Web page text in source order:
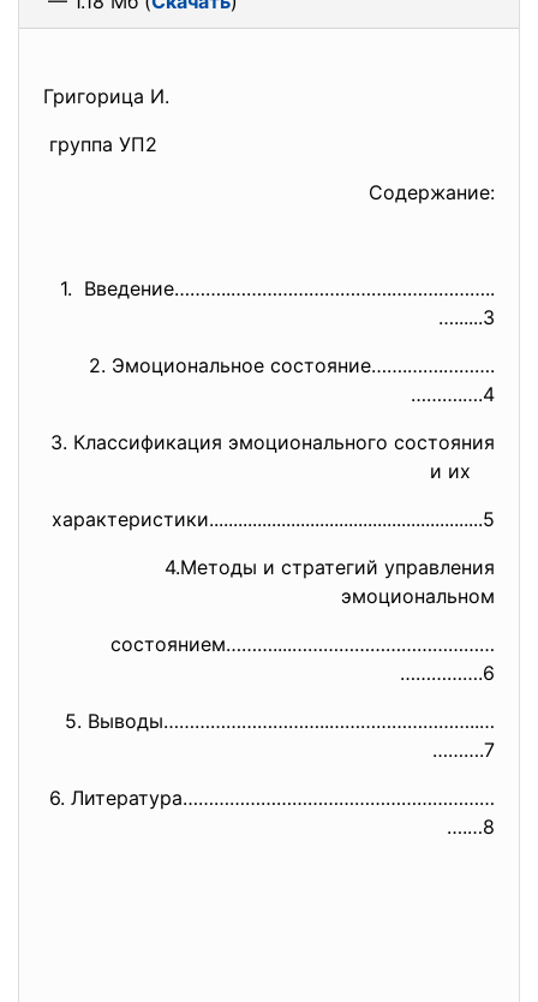
Григорица И.
группа УП2
Содержание:
1. Введение………..………………………….………………..
…......3
2. Эмоциональное состояние…….…….……….
……….….4
3. Классификация эмоционального состояния
и их
характеристики.........................................................5
4.Методы и стратегий управления
эмоциональном
состоянием………....…………………………………
…………….6
5. Выводы…………………………..………………………..…
……….7
6. Литература……………………………………………………
….…8